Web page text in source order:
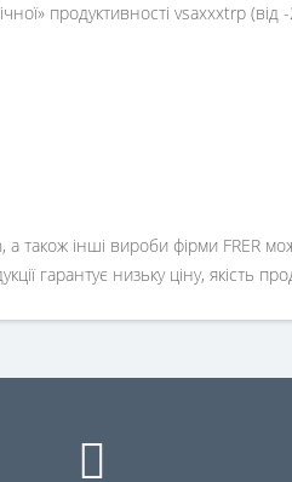
продуктивності vsaxxxtrp (від
інші вироби фірми FRER
гарантує низьку ціну, якість